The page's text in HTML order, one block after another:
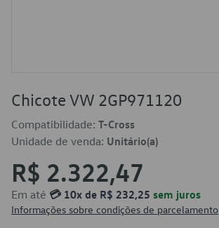
Chicote VW 2GP971120
Compatibilidade: T-Cross
Unidade de venda: Unitário(a)
R$ 2.322,47
Em até 💳 10x de R$ 232,25 sem juros
Informações sobre condições de parcelamento